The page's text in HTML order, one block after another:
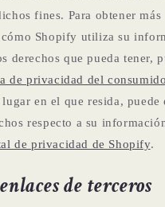
fines. Para obtener más
Shopify utiliza su
derechos que pueda tener,
de privacidad del
lugar en el que resida, puede
respecto a su
de privacidad de Shopify.
de terceros